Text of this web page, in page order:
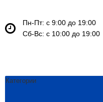
Пн-Пт: с 9:00 до 19:00
Сб-Вс: с 10:00 до 19:00
Категории